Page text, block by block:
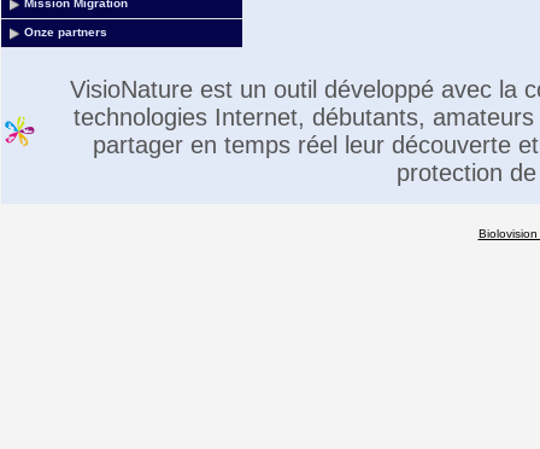
Mission Migration
Onze partners
VisioNature est un outil développé avec la
technologies Internet, débutants,
partager en temps réel leur découverte
protection
Biolovision